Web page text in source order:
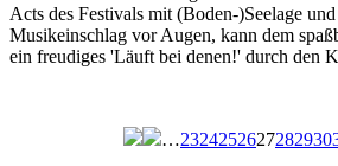
Acts des Festivals mit (Boden-)Seelage
Musikeinschlag vor Augen, kann dem
ein freudiges 'Läuft bei denen!' durch den
…2324252627282930